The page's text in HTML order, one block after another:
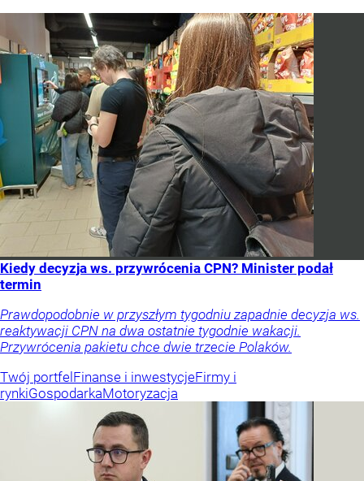
Kiedy decyzja ws. przywrócenia CPN? Minister podał
termin
Prawdopodobnie w przyszłym tygodniu zapadnie decyzja ws.
reaktywacji CPN na dwa ostatnie tygodnie wakacji.
Przywrócenia pakietu chce dwie trzecie Polaków.
Twój portfelFinanse i inwestycjeFirmy i
rynkiGospodarkaMotoryzacja